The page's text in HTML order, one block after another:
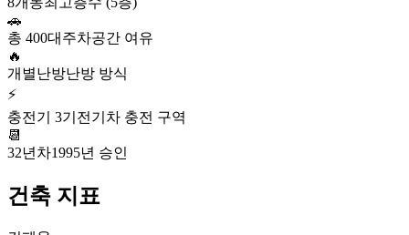
🚗
총 400대 주차공간 여유
🔥
개별난방난방 방식
⚡
충전기 3기 전기차 충전 구역
📆
32년차1995년 승인
건축 지표